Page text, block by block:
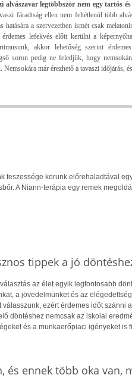
alvászavar legtöbbször nem egy tartós
fáradtság ellen nem feltétlenül több
a szervezetben ismét csak
lefekvés előtt kerülni a
akkor lehetőség szerint
soron pedig ne feledjük, hogy
Nemsokára már érezhető a tavaszi időjárás,
feszessége korunk előrehaladtával
A Niann-terápia egy remek
tippek a jó
az élet egyik legfontosabb
a jövedelmünket és az
válasszunk, ezért érdemes időt szánni
döntéshez nemcsak az iskolai
és a munkaerőpiaci igényeket is
és ennek több oka van,